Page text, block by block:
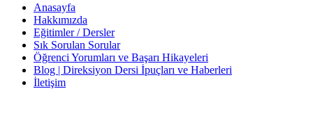
Anasayfa
Hakkımızda
Eğitimler / Dersler
Sık Sorulan Sorular
Öğrenci Yorumları ve Başarı Hikayeleri
Blog | Direksiyon Dersi İpuçları ve Haberleri
İletişim